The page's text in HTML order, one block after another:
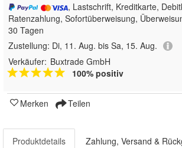
, Lastschrift, Kreditkarte,
Ratenzahlung, Sofortüberweisung,
30 Tagen
Zustellung: Di, 11. Aug. bis Sa, 15. Aug.
Verkäufer: Buxtrade GmbH
100% positiv
Merken Teilen
Produktdetails Zahlung, Versand &